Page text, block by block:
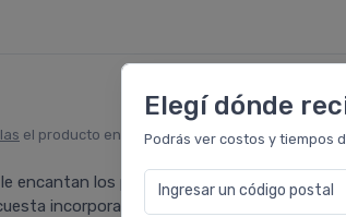
Elegí dónde
Podrás ver costos y tiempos
Ingresar un código postal
el producto en Farmacia Leloir.
encantan los postres, además de aportarle
incorporarlas de otra manera. El